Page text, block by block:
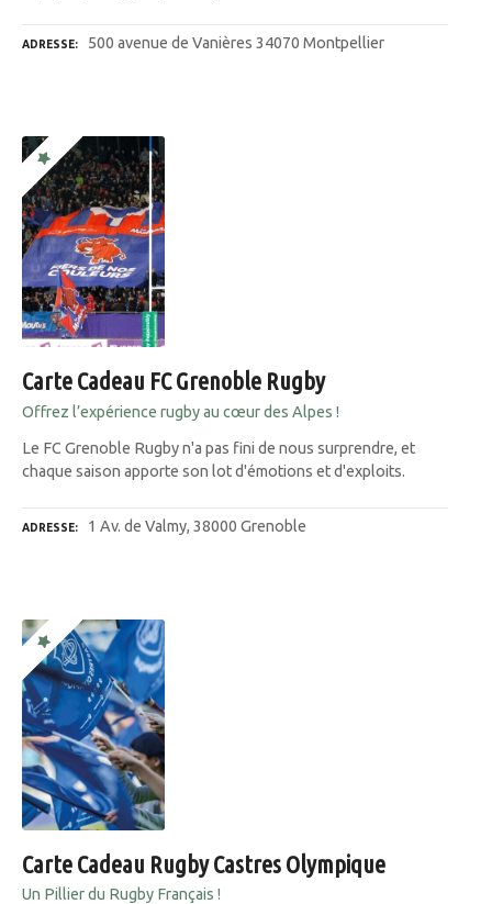
ADRESSE 500 avenue de Vanières 34070 Montpellier
Carte Cadeau FC Grenoble Rugby
Offrez l’expérience rugby au cœur des Alpes !
Le FC Grenoble Rugby n'a pas fini de nous surprendre, et
chaque saison apporte son lot d'émotions et d'exploits.
ADRESSE 1 Av. de Valmy, 38000 Grenoble
Carte Cadeau Rugby Castres Olympique
Un Pillier du Rugby Français !